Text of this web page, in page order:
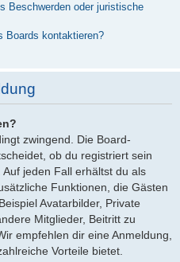
Beschwerden oder juristische
Boards kontaktieren?
zwingend. Die Board-
ob du registriert sein
jeden Fall erhältst du als
Funktionen, die Gästen
Avatarbilder, Private
Mitglieder, Beitritt zu
empfehlen dir eine Anmeldung,
Vorteile bietet.